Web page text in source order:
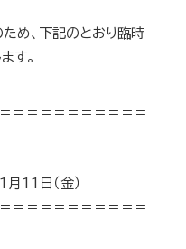
め、下記のとおり臨時
す。
＝＝＝＝＝＝＝＝＝＝
11日（金）
＝＝＝＝＝＝＝＝＝＝